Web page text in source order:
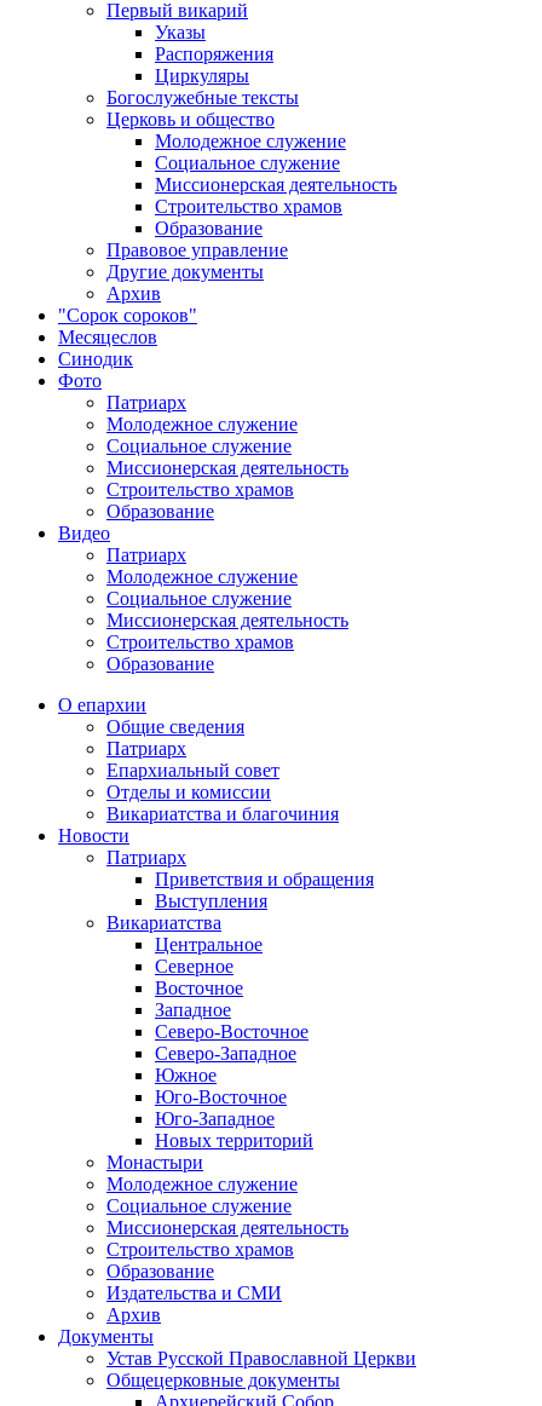
Первый викарий
Указы
Распоряжения
Циркуляры
Богослужебные тексты
Церковь и общество
Молодежное служение
Социальное служение
Миссионерская деятельность
Строительство храмов
Образование
Правовое управление
Другие документы
Архив
"Сорок сороков"
Месяцеслов
Синодик
Фото
Патриарх
Молодежное служение
Социальное служение
Миссионерская деятельность
Строительство храмов
Образование
Видео
Патриарх
Молодежное служение
Социальное служение
Миссионерская деятельность
Строительство храмов
Образование
О епархии
Общие сведения
Патриарх
Епархиальный совет
Отделы и комиссии
Викариатства и благочиния
Новости
Патриарх
Приветствия и обращения
Выступления
Викариатства
Центральное
Северное
Восточное
Западное
Северо-Восточное
Северо-Западное
Южное
Юго-Восточное
Юго-Западное
Новых территорий
Монастыри
Молодежное служение
Социальное служение
Миссионерская деятельность
Строительство храмов
Образование
Издательства и СМИ
Архив
Документы
Устав Русской Православной Церкви
Общецерковные документы
Архиерейский Собор